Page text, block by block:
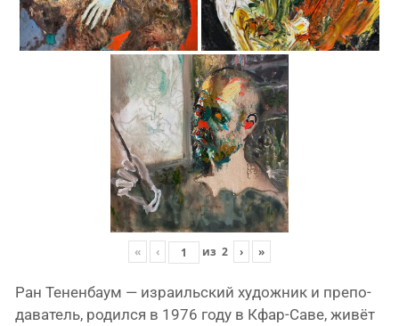
« ‹ из 2 › »
Ран Тененбаум — изра­иль­ский худож­ник и пре­по­
да­ва­тель, родил­ся в 1976 году в Кфар-Саве, живёт